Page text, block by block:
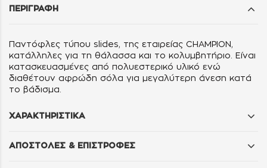
ΠΕΡΙΓΡΑΦΗ
Παντόφλες τύπου slides, της εταιρείας CHAMPION,
κατάλληλες για τη θάλασσα και το κολυμβητήριο. Είναι
κατασκευασμένες από πολυεστερικό υλικό ενώ
διαθέτουν αφρώδη σόλα για μεγαλύτερη άνεση κατά
το βάδισμα.
ΧΑΡΑΚΤΗΡΙΣΤΙΚΑ
ΑΠΟΣΤΟΛΕΣ & ΕΠΙΣΤΡΟΦΕΣ